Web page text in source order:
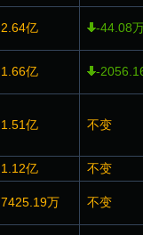
2.64亿 -44.08
1.66亿 -
1.51亿 不变
1.12亿
不变
7425.19万 不变